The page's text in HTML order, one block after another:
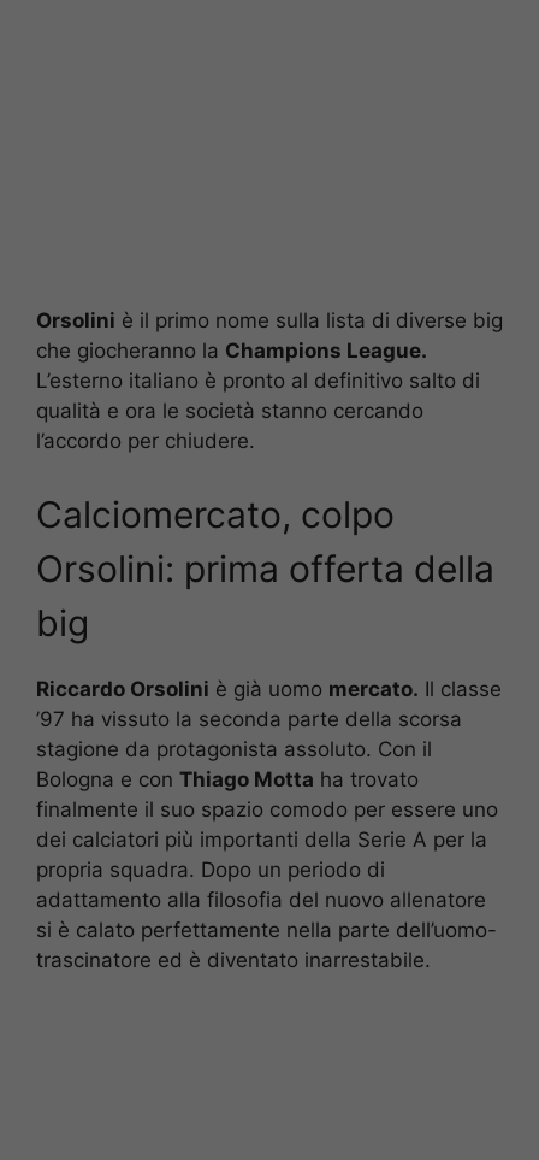
Orsolini è il primo nome sulla lista di diverse big
che giocheranno la Champions League.
L’esterno italiano è pronto al definitivo salto di
qualità e ora le società stanno cercando
l’accordo per chiudere.
Calciomercato, colpo
Orsolini: prima offerta della
big
Riccardo Orsolini è già uomo mercato. Il classe
’97 ha vissuto la seconda parte della scorsa
stagione da protagonista assoluto. Con il
Bologna e con Thiago Motta ha trovato
finalmente il suo spazio comodo per essere uno
dei calciatori più importanti della Serie A per la
propria squadra. Dopo un periodo di
adattamento alla filosofia del nuovo allenatore
si è calato perfettamente nella parte dell’uomo-
trascinatore ed è diventato inarrestabile.